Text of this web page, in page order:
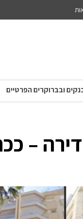
ובברוקרים הפרטיים
של 100%